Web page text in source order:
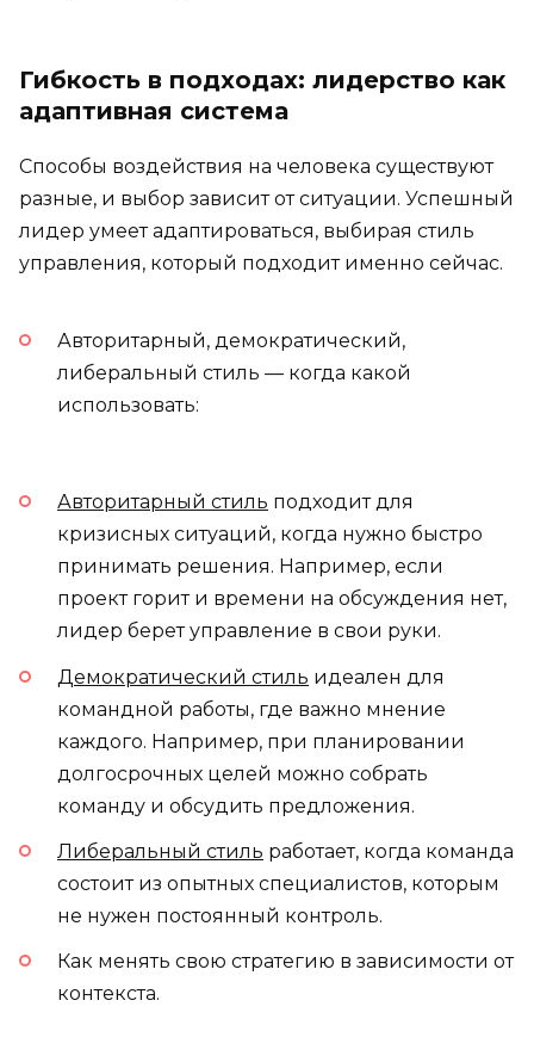
Гибкость в подходах: лидерство как
адаптивная система
Способы воздействия на человека существуют
разные, и выбор зависит от ситуации. Успешный
лидер умеет адаптироваться, выбирая стиль
управления, который подходит именно сейчас.
Авторитарный, демократический,
либеральный стиль — когда какой
использовать:
Авторитарный стиль подходит для
кризисных ситуаций, когда нужно быстро
принимать решения. Например, если
проект горит и времени на обсуждения нет,
лидер берет управление в свои руки.
Демократический стиль идеален для
командной работы, где важно мнение
каждого. Например, при планировании
долгосрочных целей можно собрать
команду и обсудить предложения.
Либеральный стиль работает, когда команда
состоит из опытных специалистов, которым
не нужен постоянный контроль.
Как менять свою стратегию в зависимости от
контекста.